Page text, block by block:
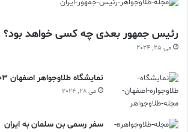
رئیس جمهور بعدی چه کسی خواهد بود؟
می 25, 2024
نمایشگاه طلاوجواهر اصفهان 1403
می 28, 2024
سفر رسمی بن سلمان به ایران